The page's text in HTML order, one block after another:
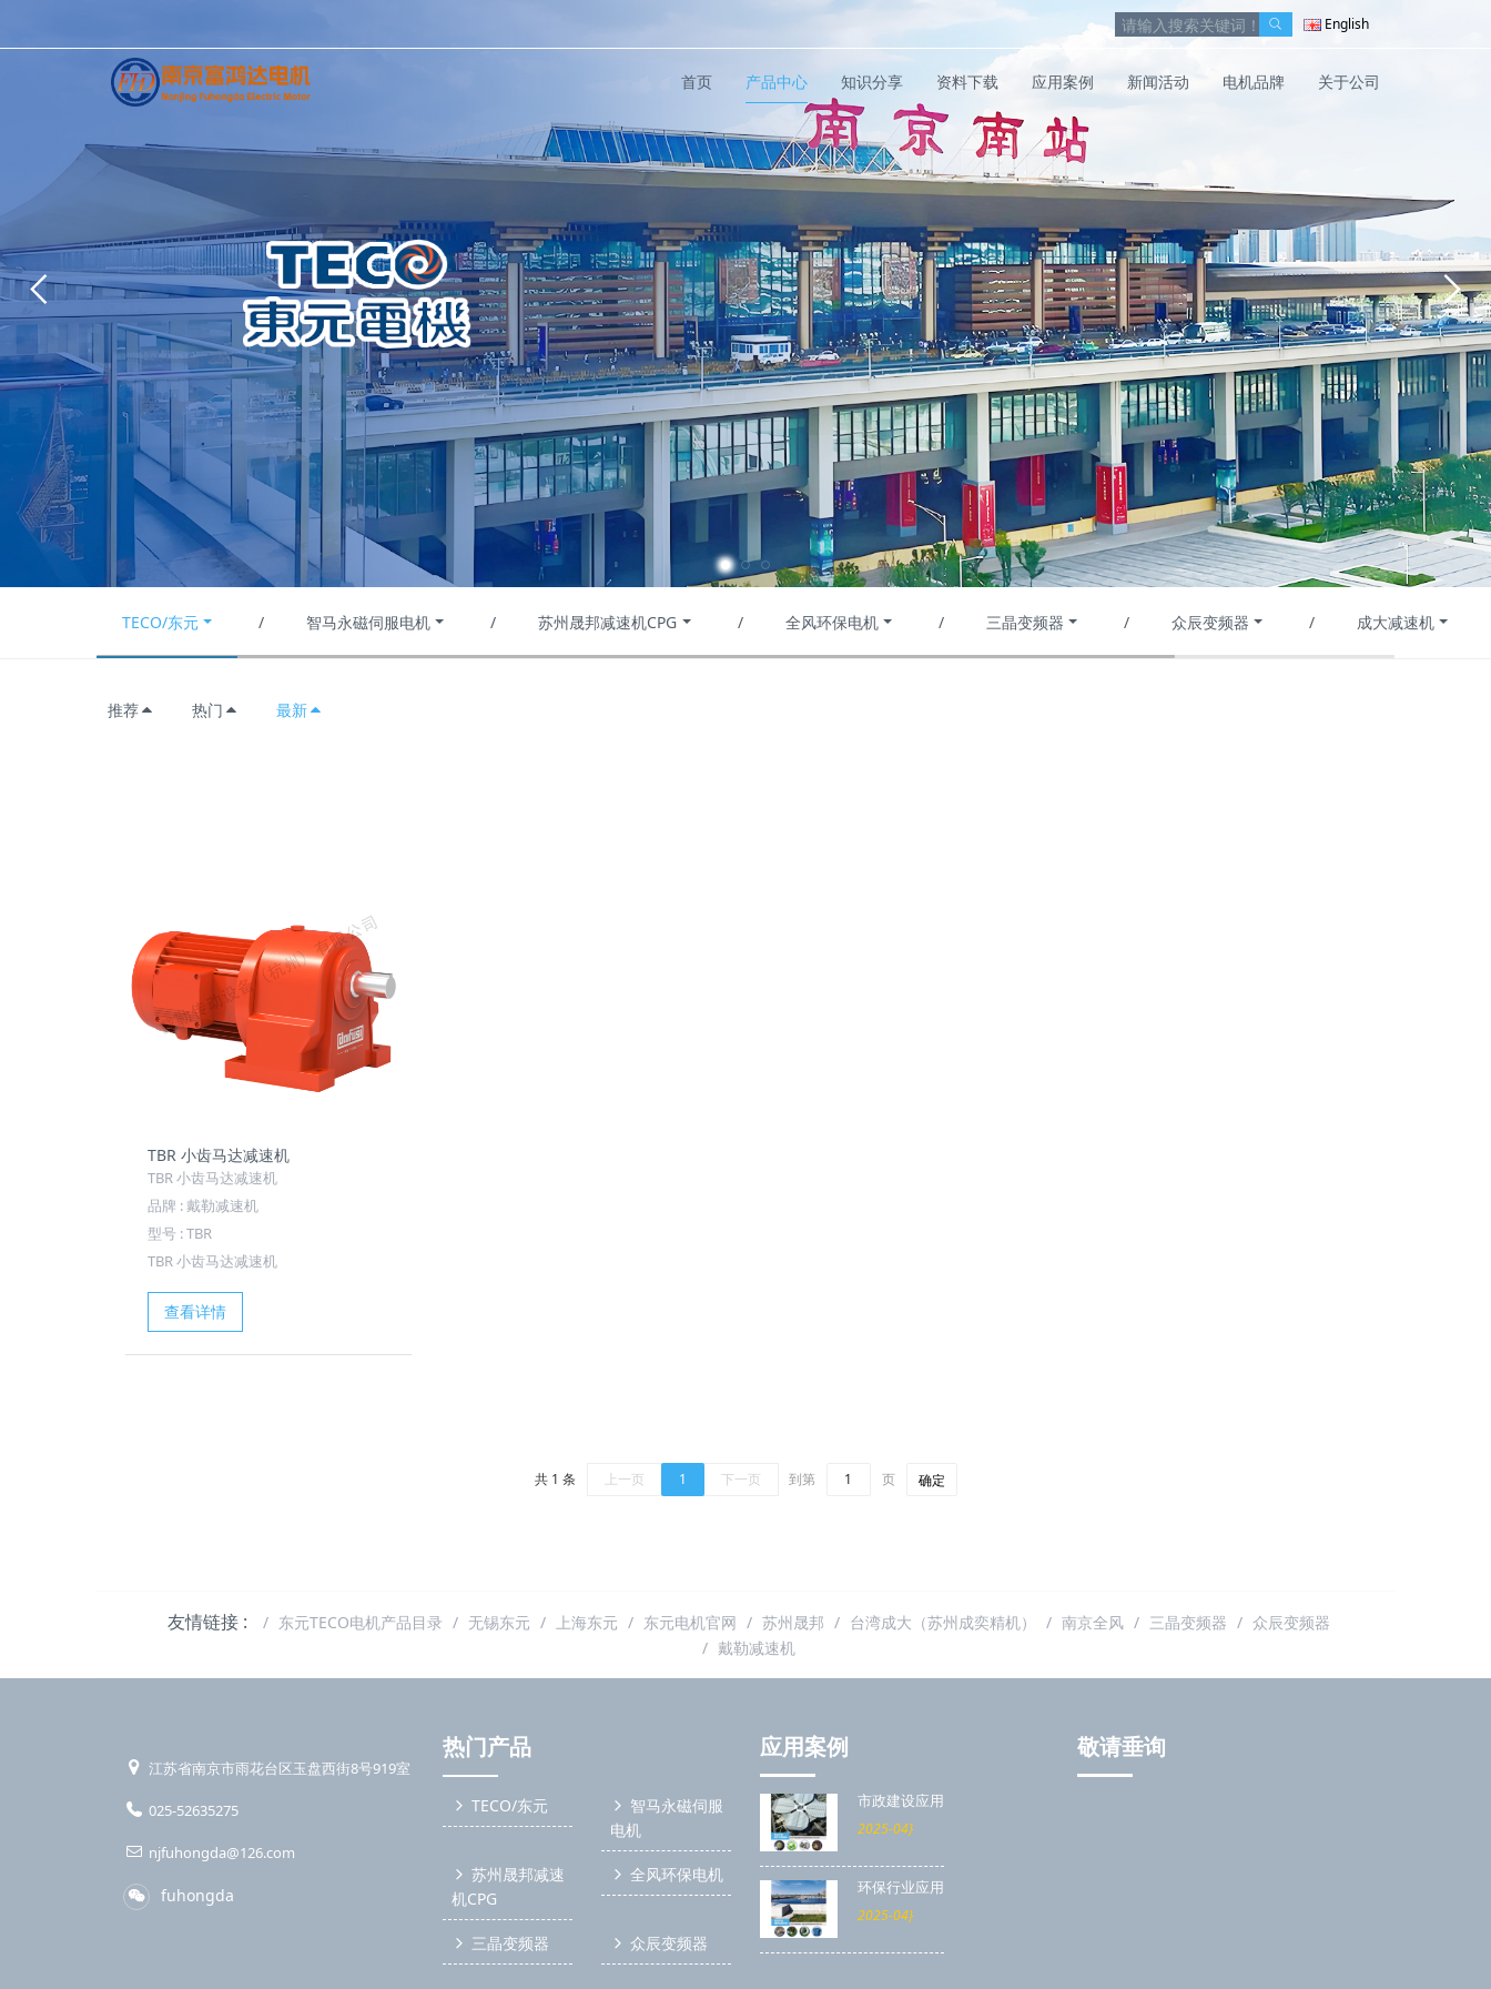
English
首页 产品中心 知识分享 资料下载 应用案例 新闻活动 电机品牌 关于公司
TECO/东元 / 智马永磁伺服电机 / 苏州晟邦减速机CPG / 全风环保电机 / 三晶变频器 / 众辰变频器 / 成大减速机
推荐 热门 最新
TBR 小齿马达减速机
TBR 小齿马达减速机
品牌 : 戴勒减速机
型号 : TBR
TBR 小齿马达减速机
查看详情
共 1 条 上一页 1 下一页 到第 页 确定
友情链接 : 东元TECO电机产品目录 无锡东元 上海东元 东元电机官网 苏州晟邦 台湾成大（苏州成奕精机） 南京全风 三晶变频器
众辰变频器
戴勒减速机
江苏省南京市雨花台区玉盘西街8号919室
025-52635275
njfuhongda@126.com
fuhongda
热门产品
TECO/东元
智马永磁伺服
电机
苏州晟邦减速
机CPG
全风环保电机
三晶变频器 众辰变频器
应用案例
市政建设应用
2025-04}
环保行业应用
2025-04}
敬请垂询